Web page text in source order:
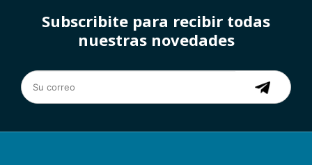
Subscribite para recibir todas
nuestras novedades